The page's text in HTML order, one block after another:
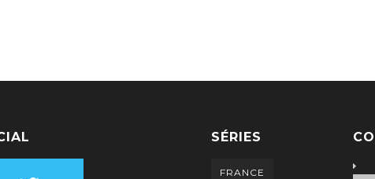
SÉRIES
FRANCE